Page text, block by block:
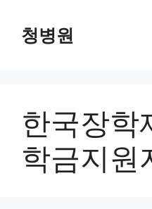
청병원
한국장학
학금지원